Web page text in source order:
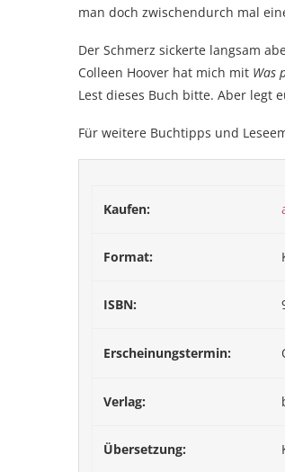
man doch zwischendurch mal
Der Schmerz sickerte langsam
Colleen Hoover hat mich mit Was
Lest dieses Buch bitte. Aber legt
Für weitere Buchtipps und
Kaufen:
Format:
ISBN:
Erscheinungstermin:
Verlag:
Übersetzung: